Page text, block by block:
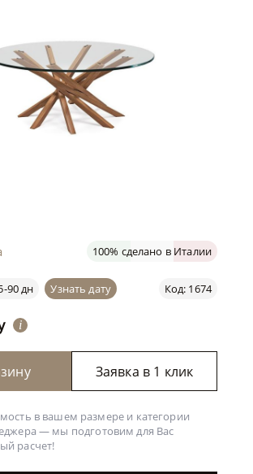
100% сделано в Италии
Код: 1674
90 дн Узнать дату
i
Заявка в 1 клик
в вашем размере и категории
— мы подготовим для Вас
расчет!